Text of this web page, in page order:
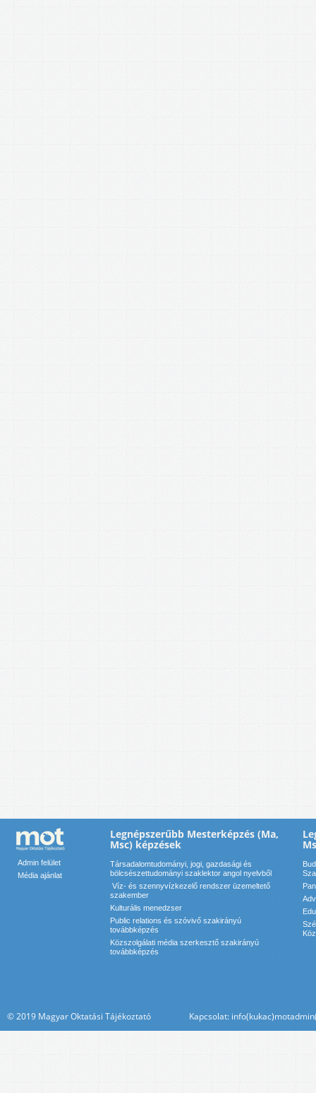
Admin felület
Média ajánlat
Legnépszerűbb Mesterképzés (Ma,
Msc) képzések
Társadalomtudományi, jogi, gazdasági és
bölcsészettudományi szaklektor angol nyelvből
Víz- és szennyvízkezelő rendszer üzemeltető
szakember
Kulturális menedzser
Public relations és szóvivő szakirányú
továbbképzés
Közszolgálati média szerkesztő szakirányú
továbbképzés
© 2019 Magyar Oktatási Tájékoztató Kapcsolat: